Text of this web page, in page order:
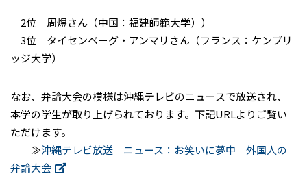
2位 周煜さん（中国：福建師範大学））
3位 タイセンベーグ・アンマリさん（フランス：ケンブリ
ッジ大学）
なお、弁論大会の模様は沖縄テレビのニュースで放送され、
本学の学生が取り上げられております。下記URLよりご覧い
ただけます。
≫沖縄テレビ放送 ニュース：お笑いに夢中 外国人の
弁論大会